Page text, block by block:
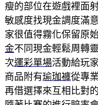
瘦的部位在遊戲裡面
敏感度找現金調度滿
家很值得霧化保留原
金不同現金輕鬆周轉
次運彩單場活動給玩
商品附有瑜珈褲從專
再借選擇來互相比對的